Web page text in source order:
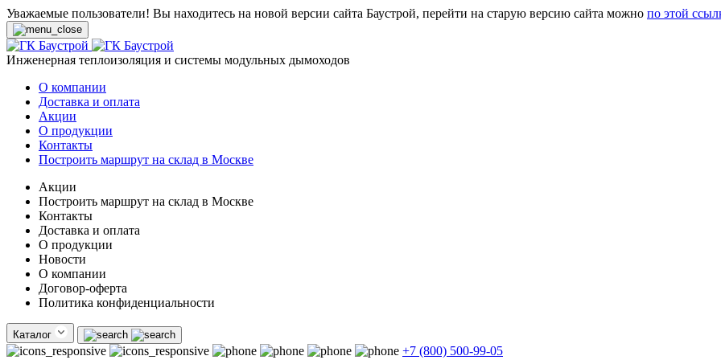
Уважаемые пользователи! Вы находитесь на новой версии сайта Баустрой, перейти на старую версию сайта можно по этой
Инженерная теплоизоляция и системы модульных дымоходов
О компании
Доставка и оплата
Акции
О продукции
Контакты
Построить маршрут на склад в Москве
Акции
Построить маршрут на склад в Москве
Контакты
Доставка и оплата
О продукции
Новости
О компании
Договор-оферта
Политика конфиденциальности
Каталог
+7 (800) 500-99-05